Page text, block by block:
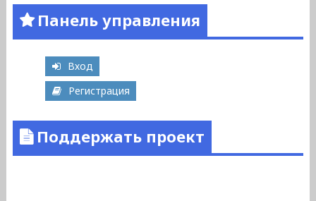
Панель управления
Вход
Регистрация
Поддержать проект